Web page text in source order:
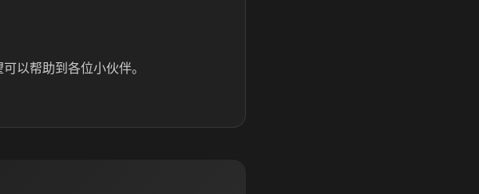
以帮助到各位小伙伴。